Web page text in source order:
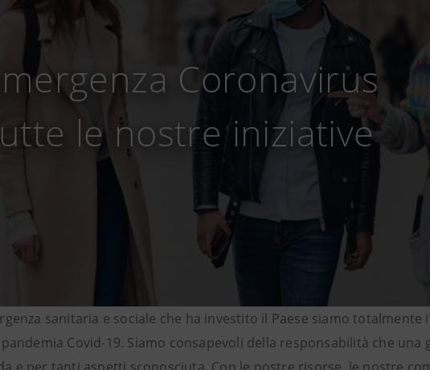
Coronavirus
le nostre iniziative
sanitaria e sociale che ha investito il Paese siamo totalmente
Covid-19. Siamo consapevoli della responsabilità che una